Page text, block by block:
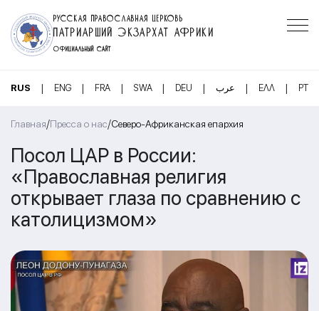
РУССКАЯ ПРАВОСЛАВНАЯ ЦЕРКОВЬ
ПАТРИАРШИЙ ЭКЗАРХАТ АФРИКИ
ОФИЦИАЛЬНЫЙ САЙТ
RUS | ENG | FRA | SWA | DEU | عرب | ΕΛΛ | PT
Главная/Пресса о нас/Северо-Африканская епархия
Посол ЦАР в России:
«Православная религия
открывает глаза по сравнению с
католицизмом»